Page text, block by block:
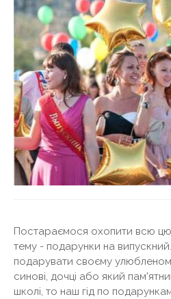
Постараємося охопити всю цю
тему - подарунки на
подарувати своєму
синові, дочці або який
школі, то наш гід по